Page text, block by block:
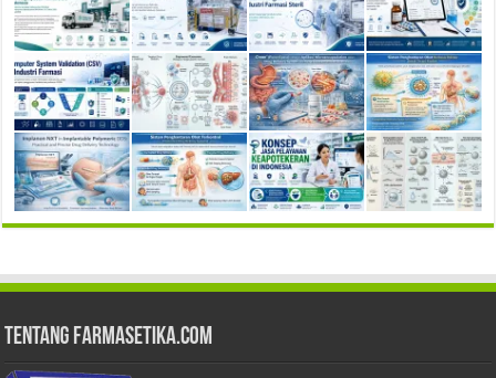
Tentang Farmasetika.com